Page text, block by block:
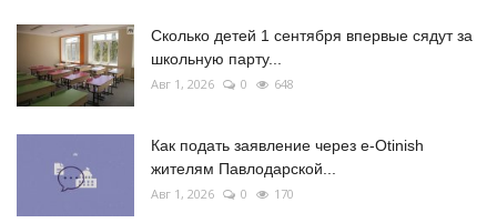
Сколько детей 1 сентября впервые сядут за
школьную парту...
Авг 1, 2026 0 648
Как подать заявление через e-Otinish
жителям Павлодарской...
Авг 1, 2026 0 170